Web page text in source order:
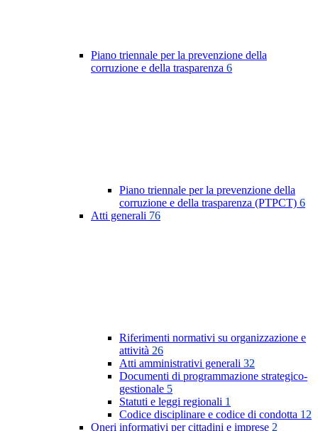
Piano triennale per la prevenzione della
corruzione e della trasparenza 6
Piano triennale per la prevenzione della
corruzione e della trasparenza (PTPCT) 6
Atti generali 76
Riferimenti normativi su organizzazione e
attività 26
Atti amministrativi generali 32
Documenti di programmazione strategico-
gestionale 5
Statuti e leggi regionali 1
Codice disciplinare e codice di condotta 12
Oneri informativi per cittadini e imprese 2